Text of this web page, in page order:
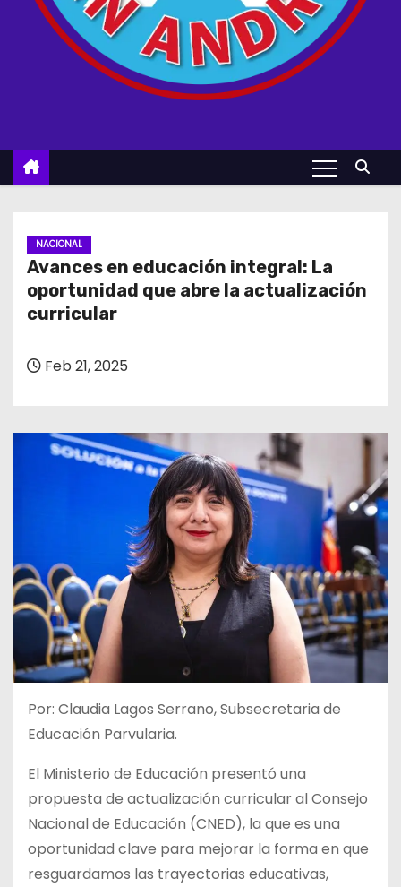
NACIONAL
Avances en educación integral: La
oportunidad que abre la actualización
curricular
Feb 21, 2025
Por: Claudia Lagos Serrano, Subsecretaria de
Educación Parvularia.
El Ministerio de Educación presentó una
propuesta de actualización curricular al Consejo
Nacional de Educación (CNED), la que es una
oportunidad clave para mejorar la forma en que
resguardamos las trayectorias educativas,